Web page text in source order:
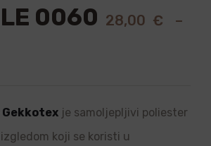
0060 28,00 €
–
je samoljepljivi poliester
koji se koristi u